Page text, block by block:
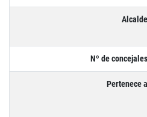
Alcalde
Nº de concejales
Pertenece a